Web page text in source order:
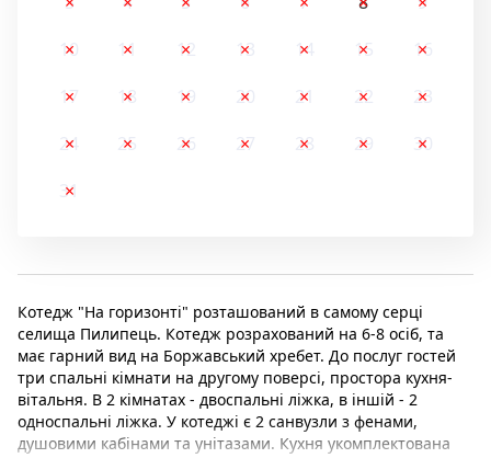
10
11 12 13 14 15
16
17
18 19 20 21 22
23
24
25 26 27 28 29
30
31
Котедж "На горизонті" розташований в самому серці
селища Пилипець. Котедж розрахований на 6-8 осіб, та
має гарний вид на Боржавський хребет. До послуг гостей
три спальні кімнати на другому поверсі, простора кухня-
вітальня. В 2 кімнатах - двоспальні ліжка, в іншій - 2
односпальні ліжка. У котеджі є 2 санвузли з фенами,
душовими кабінами та унітазами. Кухня укомплектована